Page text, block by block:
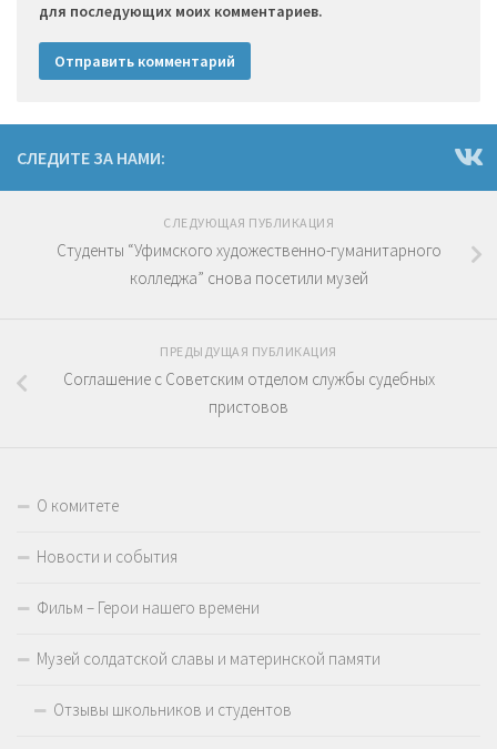
для последующих моих комментариев.
СЛЕДИТЕ ЗА НАМИ:
СЛЕДУЮЩАЯ ПУБЛИКАЦИЯ
Студенты “Уфимского художественно-гуманитарного
колледжа” снова посетили музей
ПРЕДЫДУЩАЯ ПУБЛИКАЦИЯ
Соглашение с Советским отделом службы судебных
пристовов
О комитете
Новости и события
Фильм – Герои нашего времени
Музей солдатской славы и материнской памяти
Отзывы школьников и студентов